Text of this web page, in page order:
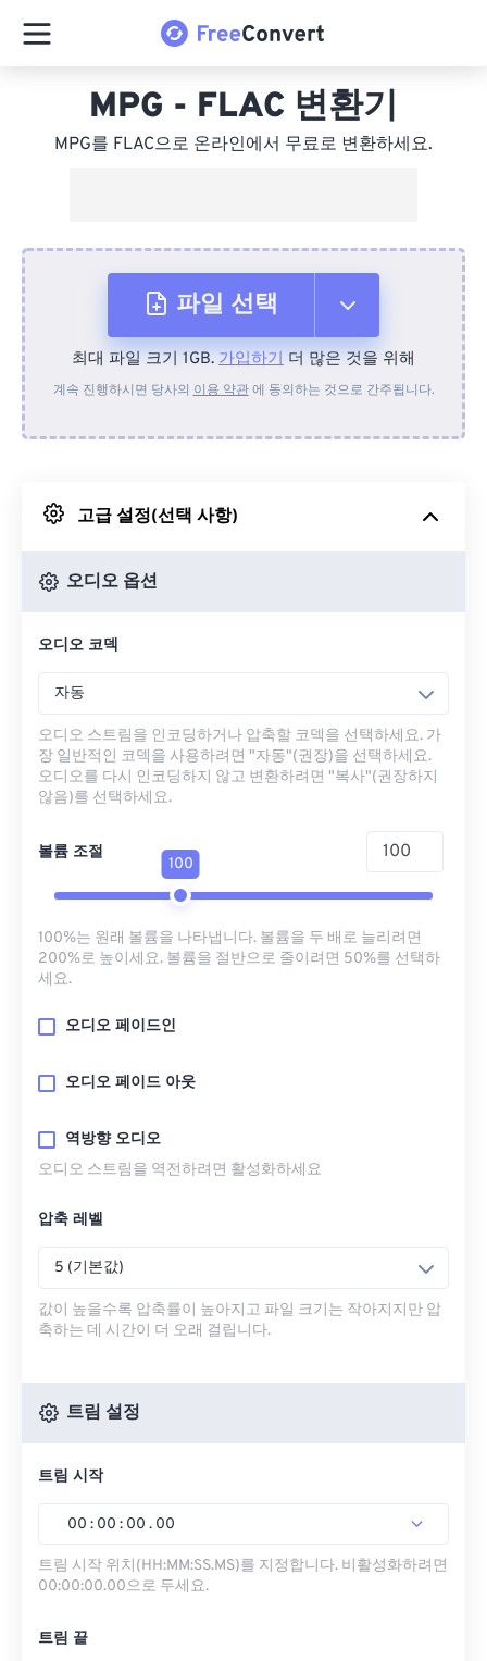
MPG - FLAC 변환기
MPG를 FLAC으로 온라인에서 무료로 변환하세요.
파일 선택
장치에서
Google 드라이브에서
최대 파일 크기 1GB. 가입하기 더 많은 것을 위해
계속 진행하시면 당사의 이용 약관에 동의하는 것으로 간주됩니다.
고급 설정(선택 사항)
오디오 옵션
오디오 코덱
자동
오디오 스트림을 인코딩하거나 압축할 코덱을 선택하세요. 가
장 일반적인 코덱을 사용하려면 "자동"(권장)을 선택하세요.
오디오를 다시 인코딩하지 않고 변환하려면 "복사"(권장하지
않음)를 선택하세요.
볼륨 조절
100
100%는 원래 볼륨을 나타냅니다. 볼륨을 두 배로 늘리려면
200%로 높이세요. 볼륨을 절반으로 줄이려면 50%를 선택하
세요.
오디오 페이드인
오디오 페이드 아웃
역방향 오디오
오디오 스트림을 역전하려면 활성화하세요
압축 레벨
5 (기본값)
값이 높을수록 압축률이 높아지고 파일 크기는 작아지지만 압
축하는 데 시간이 더 오래 걸립니다.
트림 설정
트림 시작
00 : 00 : 00 . 00
트림 시작 위치(HH:MM:SS.MS)를 지정합니다. 비활성화하려면
00:00:00.00으로 두세요.
트림 끝